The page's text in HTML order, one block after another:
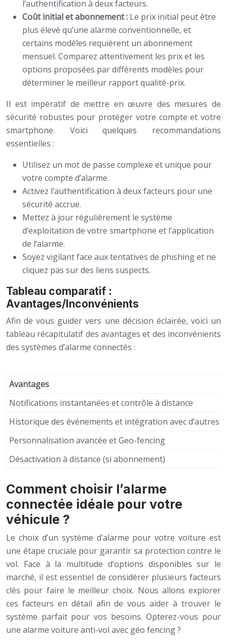
l’authentification à deux facteurs.
Coût initial et abonnement : Le prix initial peut être
plus élevé qu’une alarme conventionnelle, et
certains modèles requièrent un abonnement
mensuel. Comparez attentivement les prix et les
options proposées par différents modèles pour
déterminer le meilleur rapport qualité-prix.
Il est impératif de mettre en œuvre des mesures de
sécurité robustes pour protéger votre compte et votre
smartphone. Voici quelques recommandations
essentielles :
Utilisez un mot de passe complexe et unique pour
votre compte d’alarme.
Activez l’authentification à deux facteurs pour une
sécurité accrue.
Mettez à jour régulièrement le système
d’exploitation de votre smartphone et l’application
de l’alarme.
Soyez vigilant face aux tentatives de phishing et ne
cliquez pas sur des liens suspects.
Tableau comparatif :
Avantages/Inconvénients
Afin de vous guider vers une décision éclairée, voici un
tableau récapitulatif des avantages et des inconvénients
des systèmes d’alarme connectés :
Avantages
Notifications instantanées et contrôle à distance
Historique des événements et intégration avec d’autres
Personnalisation avancée et Geo-fencing
Désactivation à distance (si abonnement)
Comment choisir l’alarme
connectée idéale pour votre
véhicule ?
Le choix d’un système d’alarme pour votre voiture est
une étape cruciale pour garantir sa protection contre le
vol. Face à la multitude d’options disponibles sur le
marché, il est essentiel de considérer plusieurs facteurs
clés pour faire le meilleur choix. Nous allons explorer
ces facteurs en détail afin de vous aider à trouver le
système parfait pour vos besoins. Opterez-vous pour
une alarme voiture anti-vol avec géo fencing ?